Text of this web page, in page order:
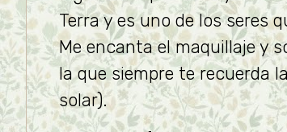
Terra y es uno de los seres
Me encanta el maquillaje y
la que siempre te recuerda
solar).